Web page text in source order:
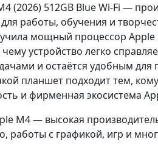
(2026) 512GB Blue Wi-Fi —
работы, обучения и
мощный процессор
устройство легко
и остаётся удобным для
планшет подходит тем,
и фирменная экосистема
M4 — высокая
работы с графикой, игр и